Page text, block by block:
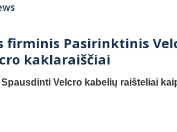
firminis Pasirinktinis
kaklaraiščiai
Velcro kabelių raišteliai